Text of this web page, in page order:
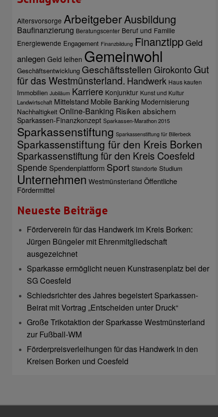
Altersvorsorge ArbeitgeberAusbildung
Baufinanzierung Beratungscenter Beruf und Familie
Energiewende Engagement Finanzbildung FinanztippGeld
anlegen Geld leihen Gemeinwohl
Geschäftsentwicklung Geschäftsstellen Girokonto Gut
für das Westmünsterland. Handwerk Haus kaufen
Immobilien Jubiläum Karriere Konjunktur Kunst und Kultur
Landwirtschaft Mittelstand Mobile Banking Modernisierung
Nachhaltigkeit Online-Banking Risiken absichern
Sparkassen-Finanzkonzept Sparkassen-Marathon 2015
Sparkassenstiftung Sparkassenstiftung für Billerbeck
Sparkassenstiftung für den Kreis Borken
Sparkassenstiftung für den Kreis Coesfeld
Spende Spendenplattform Sport Standorte Studium
Unternehmen Westmünsterland Öffentliche
Fördermittel
Neueste Beiträge
Förderverein für das Handwerk im Kreis Borken:
Jürgen Büngeler mit Ehrenmitgliedschaft
ausgezeichnet
Sparkasse ermöglicht neuen Kunstrasenplatz bei der
SG Coesfeld
Schiedsrichter des Jahres begeistert Sparkassen-
Beirat mit Vortrag „Entscheiden unter Druck“
Große Trikotaktion der Sparkasse Westmünsterland
zur Fußball-WM
Förderpreisverleihungen für das Handwerk in den
Kreisen Borken und Coesfeld